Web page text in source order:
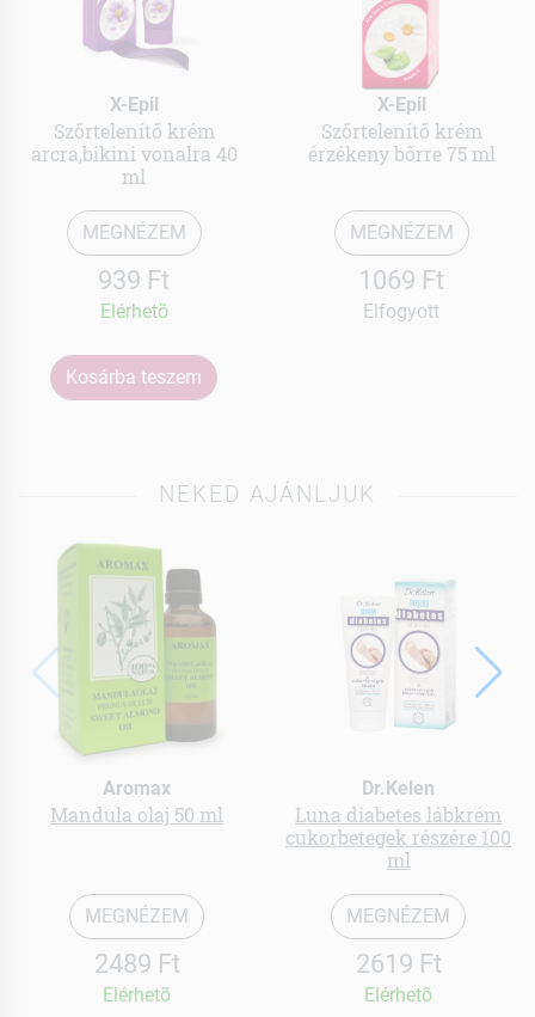
X-Epil
Szőrtelenítő krém
arcra,bikini vonalra 40
ml
MEGNÉZEM
939 Ft
Elérhetõ
Kosárba teszem
X-Epil
Szőrtelenítő krém
érzékeny bőrre 75 ml
MEGNÉZEM
1069 Ft
Elfogyott
NEKED AJÁNLJUK
Aromax
Mandula olaj 50 ml
MEGNÉZEM
2489 Ft
Elérhetõ
Dr.Kelen
Luna diabetes lábkrém
cukorbetegek részére 100
ml
MEGNÉZEM
2619 Ft
Elérhetõ